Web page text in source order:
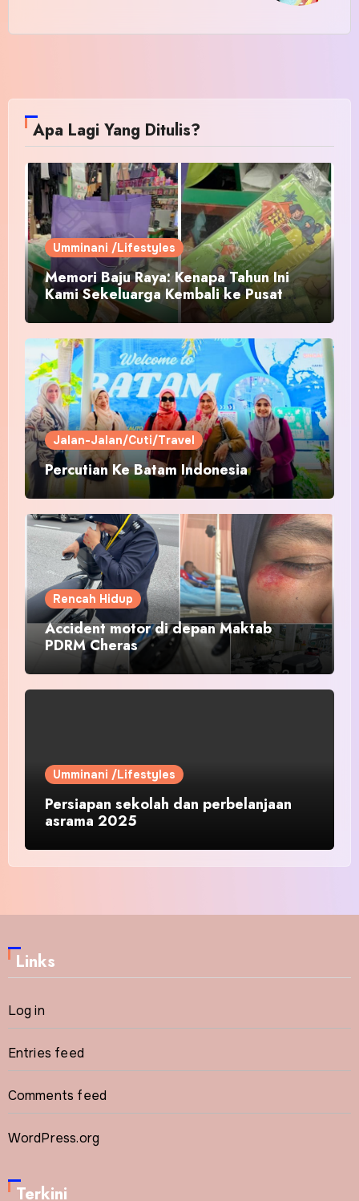
Apa Lagi Yang Ditulis?
Umminani /Lifestyles
Memori Baju Raya: Kenapa Tahun Ini
Kami Sekeluarga Kembali ke Pusat
Pakaian Hari-Hari?
Jalan-Jalan/Cuti/Travel
Percutian Ke Batam Indonesia
Rencah Hidup
Accident motor di depan Maktab
PDRM Cheras
Umminani /Lifestyles
Persiapan sekolah dan perbelanjaan
asrama 2025
Links
Log in
Entries feed
Comments feed
WordPress.org
Terkini